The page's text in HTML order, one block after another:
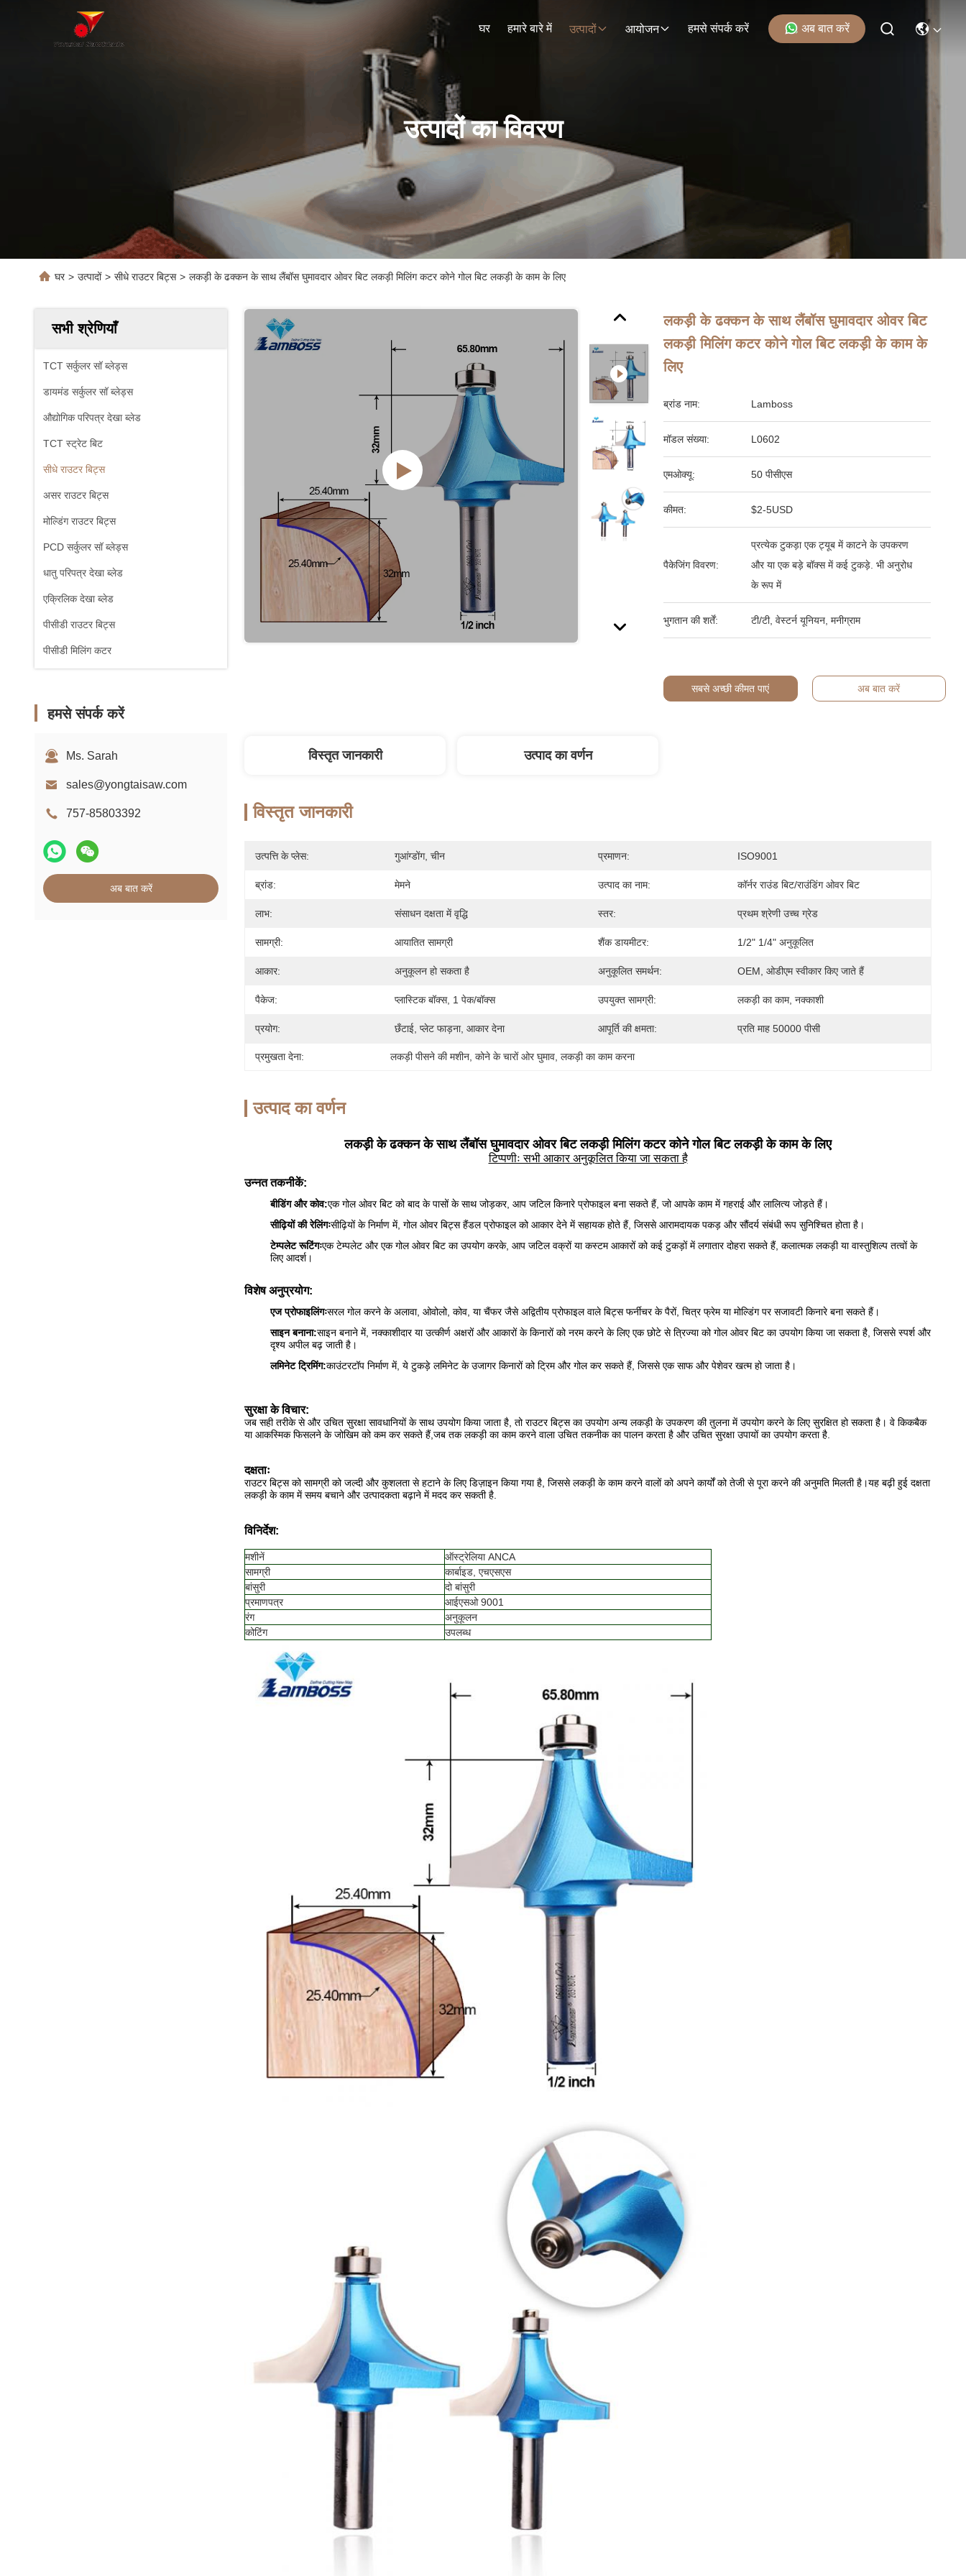
घर हमारे बारे में उत्पादों आयोजन हमसे संपर्क करें अब बात करें
उत्पादों का विवरण
घर > उत्पादों > सीधे राउटर बिट्स > लकड़ी के ढक्कन के साथ लैंबॉस घुमावदार ओवर बिट लकड़ी मिलिंग कटर कोने गोल बिट लकड़ी के काम के लिए
सभी श्रेणियाँ
TCT सर्कुलर सॉ ब्लेड्स
डायमंड सर्कुलर सॉ ब्लेड्स
औद्योगिक परिपत्र देखा ब्लेड
TCT स्ट्रेट बिट
सीधे राउटर बिट्स
असर राउटर बिट्स
मोल्डिंग राउटर बिट्स
PCD सर्कुलर सॉ ब्लेड्स
धातु परिपत्र देखा ब्लेड
एक्रिलिक देखा ब्लेड
पीसीडी राउटर बिट्स
पीसीडी मिलिंग कटर
हमसे संपर्क करें
Ms. Sarah
sales@yongtaisaw.com
757-85803392
अब बात करें
लकड़ी के ढक्कन के साथ लैंबॉस घुमावदार ओवर बिट
लकड़ी मिलिंग कटर कोने गोल बिट लकड़ी के काम के
लिए
ब्रांड नाम: Lamboss
मॉडल संख्या: L0602
एमओक्यू: 50 पीसीएस
कीमत: $2-5USD
पैकेजिंग विवरण:
प्रत्येक टुकड़ा एक ट्यूब में काटने के उपकरण
और या एक बड़े बॉक्स में कई टुकड़े. भी अनुरोध
के रूप में
भुगतान की शर्तें: टी/टी, वेस्टर्न यूनियन, मनीग्राम
सबसे अच्छी कीमत पाएं अब बात करें
विस्तृत जानकारी उत्पाद का वर्णन
विस्तृत जानकारी
उत्पत्ति के प्लेस: गुआंग्डोंग, चीन प्रमाणन: ISO9001
ब्रांड: मेमने उत्पाद का नाम: कॉर्नर राउंड बिट/राउंडिंग ओवर बिट
लाभ: संसाधन दक्षता में वृद्धि स्तर: प्रथम श्रेणी उच्च ग्रेड
सामग्री: आयातित सामग्री शैंक डायमीटर: 1/2" 1/4" अनुकूलित
आकार: अनुकूलन हो सकता है अनुकूलित समर्थन: OEM, ओडीएम स्वीकार किए जाते हैं
पैकेज: प्लास्टिक बॉक्स, 1 पेक/बॉक्स उपयुक्त सामग्री: लकड़ी का काम, नक्काशी
प्रयोग: छँटाई, प्लेट फाड़ना, आकार देना आपूर्ति की क्षमता: प्रति माह 50000 पीसी
प्रमुखता देना: लकड़ी पीसने की मशीन , कोने के चारों ओर घुमाव , लकड़ी का काम करना
उत्पाद का वर्णन
लकड़ी के ढक्कन के साथ लैंबॉस घुमावदार ओवर बिट लकड़ी मिलिंग कटर कोने गोल बिट लकड़ी के काम के लिए
टिप्पणीः सभी आकार अनुकूलित किया जा सकता है
उन्नत तकनीकें:
बीडिंग और कोव:एक गोल ओवर बिट को बाद के पासों के साथ जोड़कर, आप जटिल किनारे प्रोफाइल बना सकते हैं, जो आपके काम में गहराई और लालित्य जोड़ते हैं।
सीढ़ियों की रेलिंगःसीढ़ियों के निर्माण में, गोल ओवर बिट्स हैंडल प्रोफाइल को आकार देने में सहायक होते हैं, जिससे आरामदायक पकड़ और सौंदर्य संबंधी रूप सुनिश्चित होता है।
टेम्पलेट रूटिंगःएक टेम्पलेट और एक गोल ओवर बिट का उपयोग करके, आप जटिल वक्रों या कस्टम आकारों को कई टुकड़ों में लगातार दोहरा सकते हैं, कलात्मक लकड़ी या वास्तुशिल्प तत्वों के
लिए आदर्श।
विशेष अनुप्रयोग:
एज प्रोफाइलिंगःसरल गोल करने के अलावा, ओवोलो, कोव, या चैंफर जैसे अद्वितीय प्रोफाइल वाले बिट्स फर्नीचर के पैरों, चित्र फ्रेम या मोल्डिंग पर सजावटी किनारे बना सकते हैं।
साइन बनाना:साइन बनाने में, नक्काशीदार या उत्कीर्ण अक्षरों और आकारों के किनारों को नरम करने के लिए एक छोटे से त्रिज्या को गोल ओवर बिट का उपयोग किया जा सकता है, जिससे स्पर्श और
दृश्य अपील बढ़ जाती है।
लमिनेट ट्रिमिंग:काउंटरटॉप निर्माण में, ये टुकड़े लमिनेट के उजागर किनारों को ट्रिम और गोल कर सकते हैं, जिससे एक साफ और पेशेवर खत्म हो जाता है।
सुरक्षा के विचार:
जब सही तरीके से और उचित सुरक्षा सावधानियों के साथ उपयोग किया जाता है, तो राउटर बिट्स का उपयोग अन्य लकड़ी के उपकरण की तुलना में उपयोग करने के लिए सुरक्षित हो सकता है। वे किकबैक
या आकस्मिक फिसलने के जोखिम को कम कर सकते हैं,जब तक लकड़ी का काम करने वाला उचित तकनीक का पालन करता है और उचित सुरक्षा उपायों का उपयोग करता है.
दक्षताः
राउटर बिट्स को सामग्री को जल्दी और कुशलता से हटाने के लिए डिज़ाइन किया गया है, जिससे लकड़ी के काम करने वालों को अपने कार्यों को तेजी से पूरा करने की अनुमति मिलती है।यह बढ़ी हुई दक्षता
लकड़ी के काम में समय बचाने और उत्पादकता बढ़ाने में मदद कर सकती है.
विनिर्देश:
मशीनें
ऑस्ट्रेलिया ANCA
सामग्री
कार्बाइड, एचएसएस
बांसुरी
दो बांसुरी
प्रमाणपत्र
आईएसओ 9001
रंग
अनुकूलन
कोटिंग
उपलब्ध